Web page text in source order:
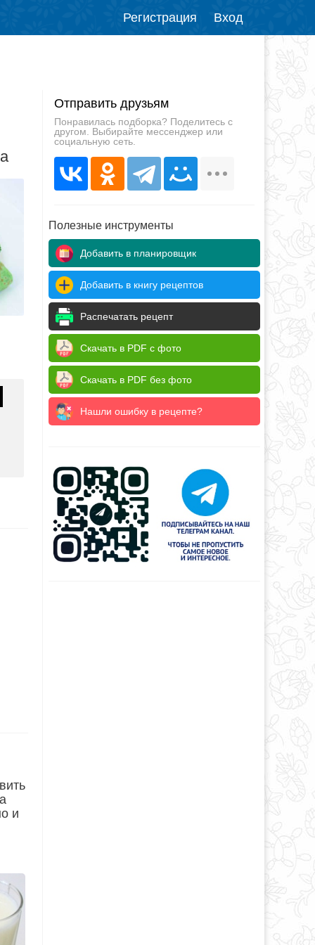
Регистрация Вход
и
Отправить друзьям
Понравилась подборка? Поделитесь с
другом. Выбирайте мессенджер или
социальную сеть.
Полезные инструменты
Добавить в планировщик
Добавить в книгу рецептов
Распечатать рецепт
Скачать в PDF с фото
Скачать в PDF без фото
Нашли ошибку в рецепте?